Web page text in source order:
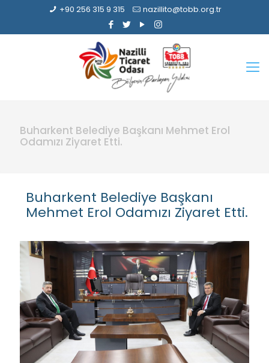
+90 256 315 9 315 nazillito@tobb.org.tr
Buharkent Belediye Başkanı Mehmet Erol
Odamızı Ziyaret Etti.
Buharkent Belediye Başkanı
Mehmet Erol Odamızı Ziyaret Etti.